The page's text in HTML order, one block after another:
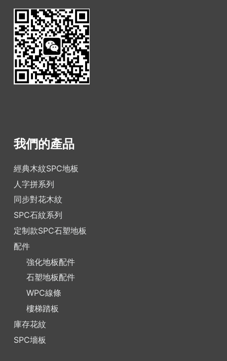
我們的產品
經典木紋SPC地板
人字拼系列
同步對花木紋
SPC石紋系列
定制款SPC石塑地板
配件
強化地板配件
石塑地板配件
WPC線條
樓梯踏板
庫存花紋
SPC墻板